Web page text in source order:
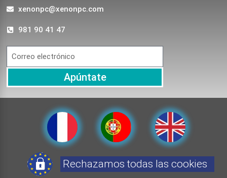
xenonpc@xenonpc.com
981 90 41 47
Apúntate
Rechazamos todas las cookies